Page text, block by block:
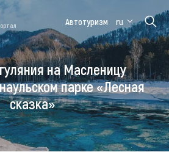
Медицинский
форум
Алтайская
зимовка
Автотуризм ru
на Масленицу
парке «Лесная
сказка»